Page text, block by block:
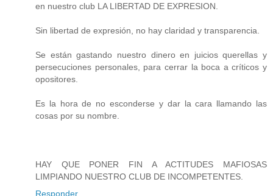
en nuestro club LA LIBERTAD DE EXPRESION.
Sin libertad de expresión, no hay claridad y transparencia.
Se están gastando nuestro dinero en juicios querellas y
persecuciones personales, para cerrar la boca a críticos y
opositores.
Es la hora de no esconderse y dar la cara llamando las
cosas por su nombre.
HAY QUE PONER FIN A ACTITUDES MAFIOSAS
LIMPIANDO NUESTRO CLUB DE INCOMPETENTES.
Responder